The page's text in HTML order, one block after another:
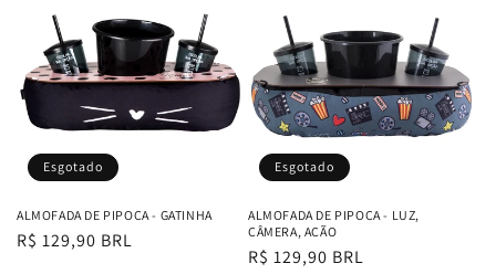
Esgotado
ALMOFADA DE PIPOCA - GATINHA
Preço
R$ 129,90 BRL
Esgotado
ALMOFADA DE PIPOCA - LUZ,
CÂMERA, AÇÃO
Preço
R$ 129,90 BRL